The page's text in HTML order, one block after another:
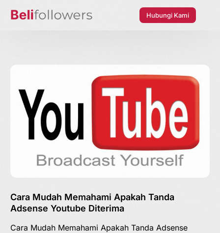
Hubungi Kami
Cara Mudah Memahami Apakah Tanda
Adsense Youtube Diterima
Cara Mudah Memahami Apakah Tanda Adsense